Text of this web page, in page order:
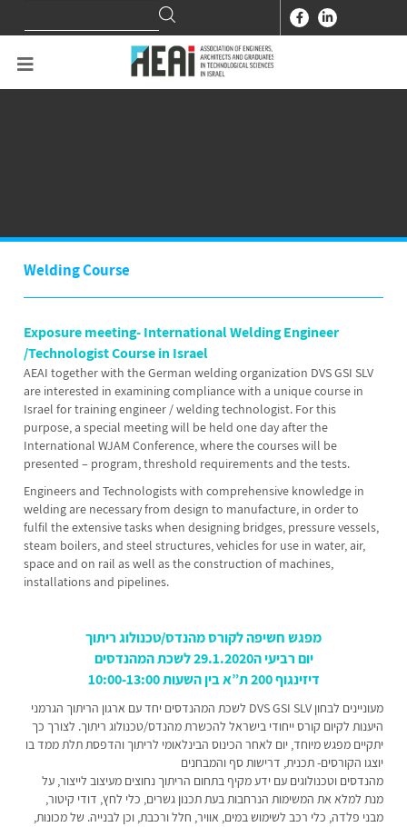
for:
Search
Welding Course
Exposure meeting- International Welding Engineer
/Technologist Course in Israel
AEAI together with the German welding organization DVS GSI SLV
are interested in examining compliance with a unique course in
Israel for training engineer / welding technologist. For this
purpose, a special meeting will be held one day after the
International WJAM Conference, where the courses will be
presented – program, threshold requirements and the tests.
Engineers and Technologists with comprehensive knowledge in
welding are necessary from design to manufacture, in order to
fulfil the extensive tasks when designing bridges, pressure vessels,
steam boilers, and steel structures, vehicles for use in water, air,
space and on rail as well as the construction of machines,
installations and pipelines.
מפגש חשיפה לקורס מהנדס/טכנולוג ריתוך
יום רביעי ה29.1.2020 לשכת המהנדסים
דיזינגוף 200 ת”א בין השעות 10:00-13:00
לשכת המהנדסים יחד עם ארגון הריתוך הגרמני DVS GSI SLV מעוניינים לבחון
היענות לקיום קורס ייחודי בישראל להכשרת מהנדס/טכנולוג ריתוך. לצורך כך
יתקיים מפגש מיוחד, יום לאחר הכינוס הבינלאומי לריתוך והדפסת תלת ממד בו
יוצגו הקורסים- תכנית, דרישות סף והמבחנים
מהנדסים וטכנולוגים עם ידע מקיף בתחום הריתוך נחוצים מעיצוב לייצור, על
מנת למלא את המשימות הנרחבות בעת תכנון גשרים, כלי לחץ, דודי קיטור,
מבני פלדה, כלי רכב לשימוש במים, אוויר, חלל ורכבת, וכן לבנייה. של מכונות,